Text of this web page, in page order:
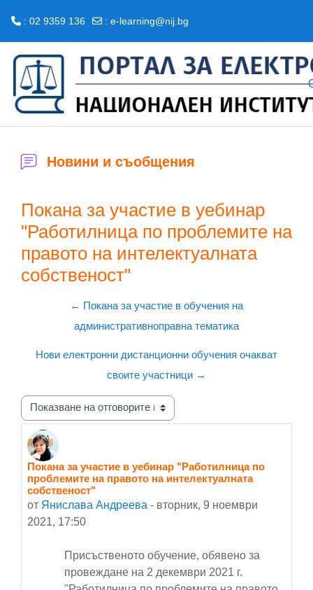
: 02 9359 136 : e-learning@nij.bg
Новини и съобщения
Покана за участие в уебинар
"Работилница по проблемите на
правото на интелектуалната
собственост"
← Покана за участие в обучения на
административноправна тематика
Нови електронни дистанционни обучения очакват
своите участници →
Начин на показване
Покана за участие в уебинар "Работилница по
проблемите на правото на интелектуалната
собственост"
от Янислава Андреева - вторник, 9 ноември
2021, 17:50
Number of replies: 0
Присъственото обучение, обявено за
провеждане на 2 декември 2021 г.